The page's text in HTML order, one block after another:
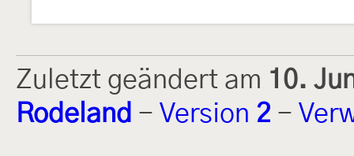
Zuletzt geändert am 10.
Rodeland - Version 2 -